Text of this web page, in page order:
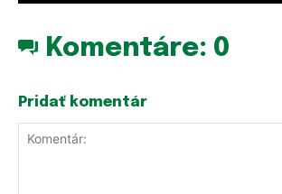
Komentáre: 0
Pridať komentár